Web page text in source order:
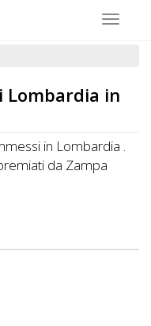
Toggle
Lombardia in
in Lombardia .
da Zampa
gatti e altri animali in